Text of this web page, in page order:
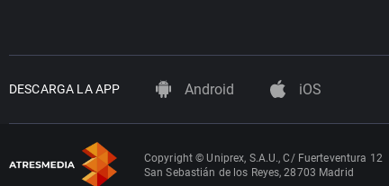
DESCARGA LA APP Android iOS
Copyright © Uniprex, S.A.U., C/ Fuerteventura 12
San Sebastián de los Reyes, 28703 Madrid